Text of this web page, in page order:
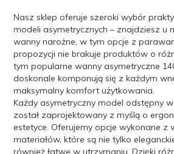
Nasz sklep oferuje szeroki wybór
modeli asymetrycznych – znajdziesz u
wanny narożne, w tym opcje z
propozycji nie brakuje produktów o
tym popularne wanny asymetryczne
doskonale komponują się z każdym
maksymalny komfort użytkowania.
Każdy asymetryczny model odstępny
został zaprojektowany z myślą o
estetyce. Oferujemy opcje wykonane z
materiałów, które są nie tylko
również łatwe w utrzymaniu. Dzięki